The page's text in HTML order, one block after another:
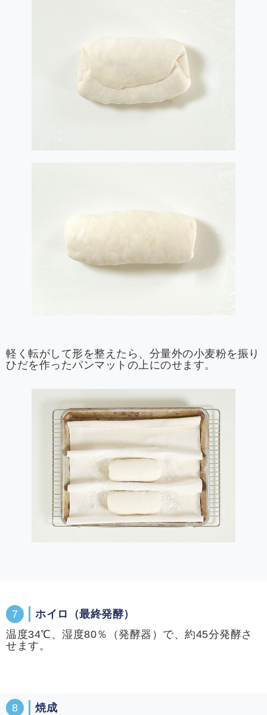
軽く転がして形を整えたら、分量外の小麦粉を振り
ひだを作ったパンマットの上にのせます。
7
ホイロ（最終発酵）
温度34℃、湿度80％（発酵器）で、約45分発酵さ
せます。
8
焼成